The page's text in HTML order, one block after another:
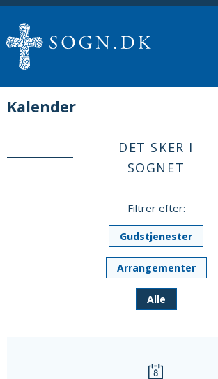
Kalender
DET SKER I
SOGNET
Filtrer efter:
Gudstjenester
Arrangementer
Alle